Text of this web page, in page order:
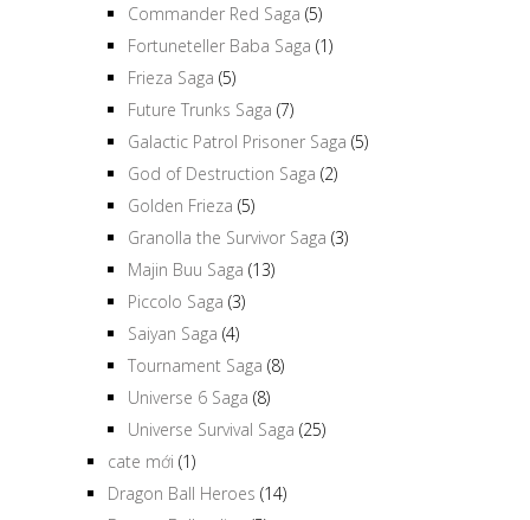
Commander Red Saga (5)
Fortuneteller Baba Saga (1)
Frieza Saga (5)
Future Trunks Saga (7)
Galactic Patrol Prisoner Saga (5)
God of Destruction Saga (2)
Golden Frieza (5)
Granolla the Survivor Saga (3)
Majin Buu Saga (13)
Piccolo Saga (3)
Saiyan Saga (4)
Tournament Saga (8)
Universe 6 Saga (8)
Universe Survival Saga (25)
cate mới (1)
Dragon Ball Heroes (14)